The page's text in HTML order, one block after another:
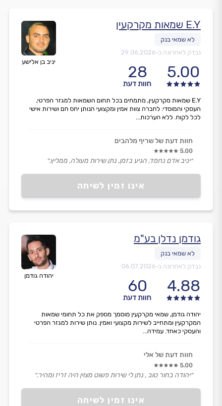
יניב בן אלישע
E.Y שמאות מקרקעין
נבדק לאחרונה ב-29.06.2026
5.00
28
חוות דעת
אינו זמין לשיחה
E.Y שמאות מקרקעין, מתמחים בכל תחום השמאות למגזר הפרטי,
העסקי והמוסדי. לחברה צוות אמין ומקצועי הנותן יחס חם ושירות אישי
לכל לקוח. ללא הערכות...
חוות דעת של שריף מלהבים
5.00
״יניב אדם נחמד, הגיע בזמן, נתן שירות מעולה, ממליץ.״
יהודה גודמן
גודמן נדלן בע"מ
נבדק לאחרונה ב-06.07.2026
4.88
60
חוות דעת
אינו זמין לשיחה
יהודה גודמן, שמאי מקרקעין מוסמך מספק את כל תחומי שמאות
המקרקעין ומתחייב לשירות מקצועי ואמין. נותן שירות למגזר הפרטי
והעסקי כאחד. עמידה...
חוות דעת של אלי
5.00
״יהודה בחור טוב , נתן לי שירות פשוט מצוין היה זריז ומהיר.״